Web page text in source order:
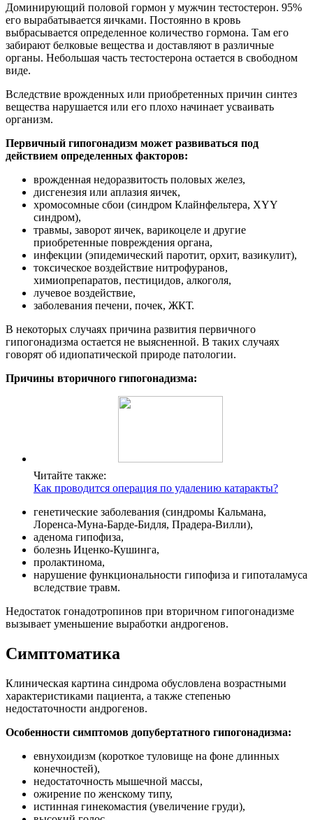
Доминирующий половой гормон у мужчин тестостерон. 95%
его вырабатывается яичками. Постоянно в кровь
выбрасывается определенное количество гормона. Там его
забирают белковые вещества и доставляют в различные
органы. Небольшая часть тестостерона остается в свободном
виде.
Вследствие врожденных или приобретенных причин синтез
вещества нарушается или его плохо начинает усваивать
организм.
Первичный гипогонадизм может развиваться под
действием определенных факторов:
врожденная недоразвитость половых желез,
дисгенезия или аплазия яичек,
хромосомные сбои (синдром Клайнфельтера, XYY
синдром),
травмы, заворот яичек, варикоцеле и другие
приобретенные повреждения органа,
инфекции (эпидемический паротит, орхит, вазикулит),
токсическое воздействие нитрофуранов,
химиопрепаратов, пестицидов, алкоголя,
лучевое воздействие,
заболевания печени, почек, ЖКТ.
В некоторых случаях причина развития первичного
гипогонадизма остается не выясненной. В таких случаях
говорят об идиопатической природе патологии.
Причины вторичного гипогонадизма:
Читайте также:
Как проводится операция по удалению катаракты?
генетические заболевания (синдромы Кальмана,
Лоренса-Муна-Барде-Бидля, Прадера-Вилли),
аденома гипофиза,
болезнь Иценко-Кушинга,
пролактинома,
нарушение функциональности гипофиза и гипоталамуса
вследствие травм.
Недостаток гонадотропинов при вторичном гипогонадизме
вызывает уменьшение выработки андрогенов.
Симптоматика
Клиническая картина синдрома обусловлена возрастными
характеристиками пациента, а также степенью
недостаточности андрогенов.
Особенности симптомов допубертатного гипогонадизма:
евнухоидизм (короткое туловище на фоне длинных
конечностей),
недостаточность мышечной массы,
ожирение по женскому типу,
истинная гинекомастия (увеличение груди),